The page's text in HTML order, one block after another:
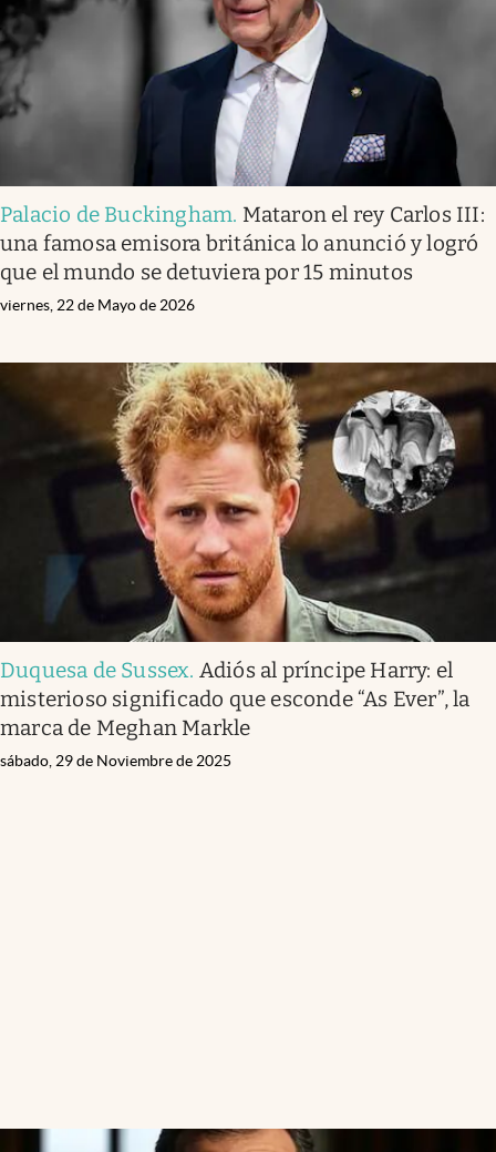
Palacio de Buckingham. Mataron el rey Carlos III:
una famosa emisora británica lo anunció y logró
que el mundo se detuviera por 15 minutos
viernes, 22 de Mayo de 2026
Duquesa de Sussex. Adiós al príncipe Harry: el
misterioso significado que esconde “As Ever”, la
marca de Meghan Markle
sábado, 29 de Noviembre de 2025